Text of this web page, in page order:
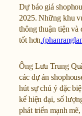
Dự báo giá
2025. Những khu
thông thuận tiện và
tốt hơn
Ông Lưu Trung
các dự án
hút sự chú ý đặc
kế hiện đại, số
phát triển mạnh